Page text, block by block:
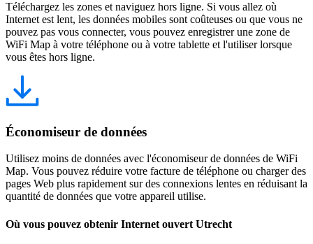
Téléchargez les zones et naviguez hors ligne. Si vous allez où
Internet est lent, les données mobiles sont coûteuses ou que vous ne
pouvez pas vous connecter, vous pouvez enregistrer une zone de
WiFi Map à votre téléphone ou à votre tablette et l'utiliser lorsque
vous êtes hors ligne.
Économiseur de données
Utilisez moins de données avec l'économiseur de données de WiFi
Map. Vous pouvez réduire votre facture de téléphone ou charger des
pages Web plus rapidement sur des connexions lentes en réduisant la
quantité de données que votre appareil utilise.
Où vous pouvez obtenir Internet ouvert Utrecht